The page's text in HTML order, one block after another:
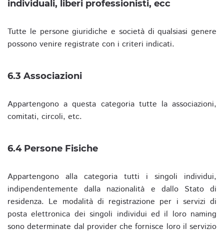
individuali, liberi professionisti, ecc
Tutte le persone giuridiche e società di qualsiasi genere
possono venire registrate con i criteri indicati.
6.3 Associazioni
Appartengono a questa categoria tutte la associazioni,
comitati, circoli, etc.
6.4 Persone Fisiche
Appartengono alla categoria tutti i singoli individui,
indipendentemente dalla nazionalità e dallo Stato di
residenza. Le modalità di registrazione per i servizi di
posta elettronica dei singoli individui ed il loro naming
sono determinate dal provider che fornisce loro il servizio